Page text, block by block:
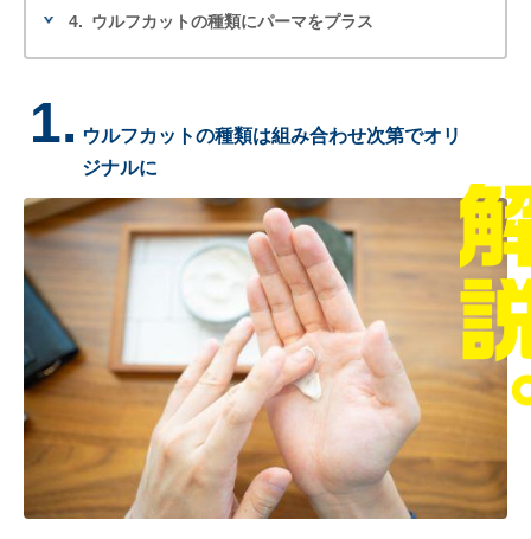
4. ウルフカットの種類にパーマをプラス
1. ウルフカットの種類は組み合わせ次第でオリ
ジナルに